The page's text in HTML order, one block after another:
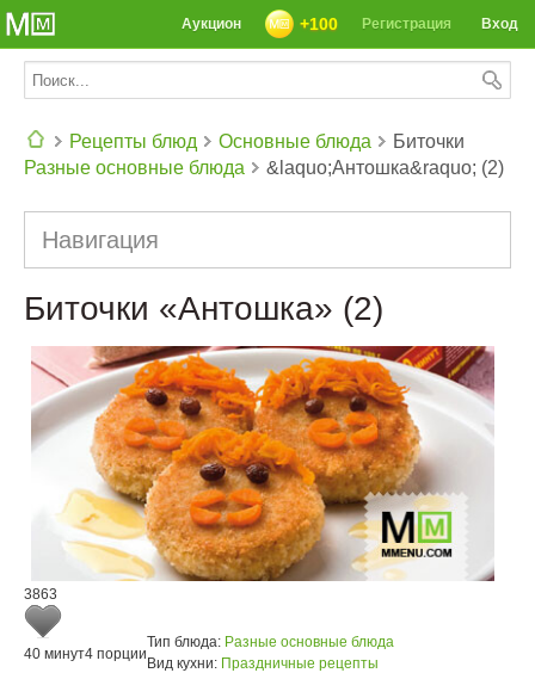
Вход
Регистрация
+100
Аукцион
Рецепты блюд
Основные блюда
Разные основные блюда
Биточки
&laquo;Антошка&raquo; (2)
Навигация
Биточки «Антошка» (2)
3863
40 минут4 порции
Тип блюда: Разные основные блюда
Вид кухни: Праздничные рецепты